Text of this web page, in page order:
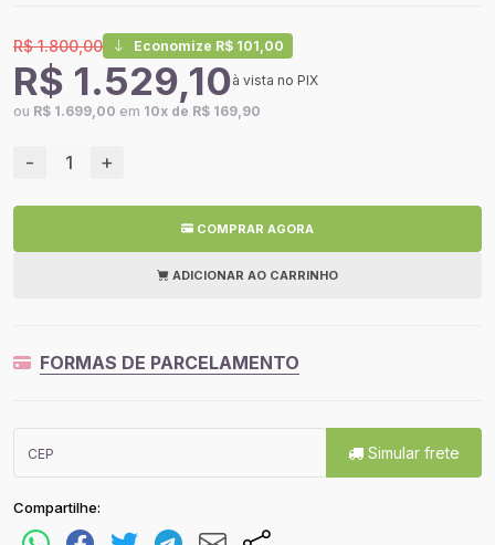
R$ 1.800,00 Economize R$ 101,00
ou R$ 1.699,00 em 10x de R$ 169,90
R$ 1.529,10à vista no PIX
- +
COMPRAR AGORA
ADICIONAR AO CARRINHO
FORMAS DE PARCELAMENTO
Simular frete
Compartilhe: